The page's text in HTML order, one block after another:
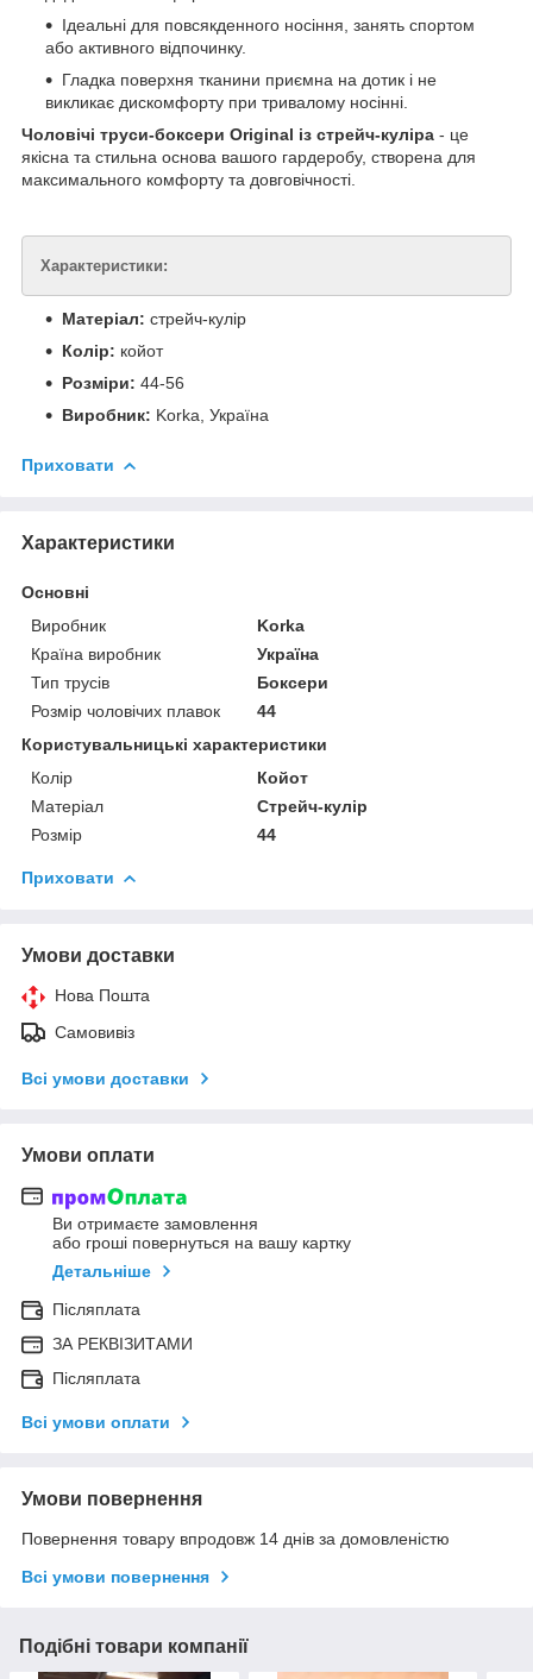
Ідеальні для повсякденного носіння, занять спортом
або активного відпочинку.
Гладка поверхня тканини приємна на дотик і не
викликає дискомфорту при тривалому носінні.
Чоловічі труси-боксери Original із стрейч-куліра - це
якісна та стильна основа вашого гардеробу, створена для
максимального комфорту та довговічності.
Характеристики:
Матеріал: стрейч-кулір
Колір: койот
Розміри: 44-56
Виробник: Korka, Україна
Приховати
Характеристики
Основні
Виробник
Korka
Країна виробник
Україна
Тип трусів
Боксери
Розмір чоловічих плавок
44
Користувальницькі характеристики
Колір
Койот
Матеріал
Стрейч-кулір
Розмір
44
Приховати
Умови доставки
Нова Пошта
Самовивіз
Всі умови доставки
Умови оплати
Ви отримаєте замовлення
або гроші повернуться на вашу картку
Детальніше
Післяплата
ЗА РЕКВІЗИТАМИ
Післяплата
Всі умови оплати
Умови повернення
Повернення товару впродовж 14 днів за домовленістю
Всі умови повернення
Подібні товари компанії